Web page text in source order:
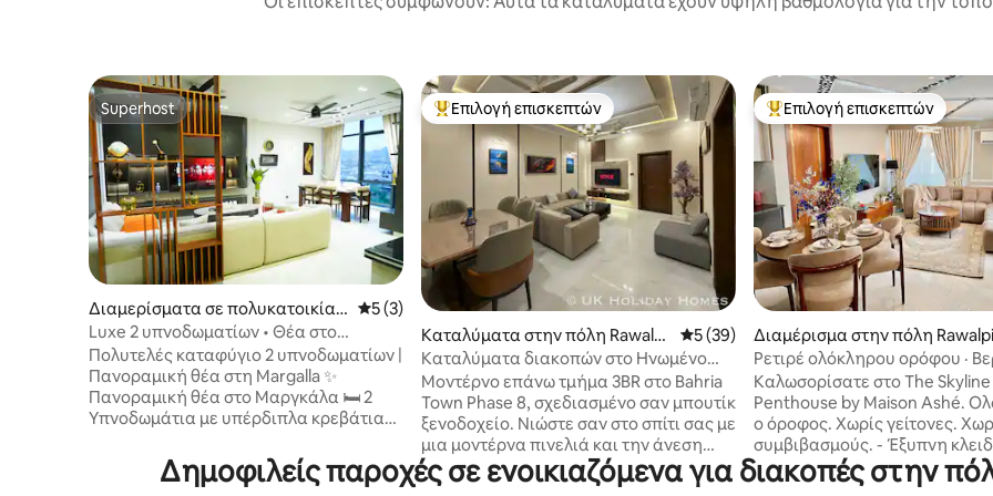
Superhost
Superhost
Διαμερίσματα σε πολυκατοικία σ
την πόλη Ισλαμαμπάντ
Μέση βαθμολογία: 5 στα 5, 3 κριτικές
5 (3)
Luxe 2 υπνοδωματίων • Θέα στο
Margalla • LED 65" • D-12
Πολυτελές καταφύγιο 2 υπνοδωματίων |
Πανοραμική θέα στη Margalla ✨
Πανοραμική θέα στο Μαργκάλα 🛏️ 2
Υπνοδωμάτια με υπέρδιπλα κρεβάτια
ποιότητας 🔑 Check-in χωρίς παρουσία
οικοδεσπότη μέσω Smart Lock 📺 Smart
Κορυφαία επιλογή επισκεπτών
Επιλογή επισκεπτών
Καταλύματα στην πόλη Rawalpi
ndi
Μέση βαθμολογία: 5 στα 5, 39 κριτικές
5 (39)
Καταλύματα διακοπών στο Ηνωμένο
Βασίλειο • Πολυτελές τμήμα 3
υπνοδωματίων στη Bahria
Μοντέρνο επάνω τμήμα 3BR στο Bahria
Town Phase 8, σχεδιασμένο σαν μπουτίκ
ξενοδοχείο. Νιώστε σαν στο σπίτι σας με
μια μοντέρνα πινελιά και την άνεση
ενός ξενοδοχείου 5 ⭐️. 🛌 Κάθε
υπνοδωμάτιο διαθέτει ένα υπέρδιπλο
Κορυφαία επιλογή επισκεπτών
Επιλογή επισκεπτών
Διαμέρισμα στην πόλη
di
Ρετιρέ ολόκληρου ορόφου ·
Άφιξη χωρίς παρουσία
Καλωσορίσατε στο The Skyline
Penthouse by Maison Ashé.
ο όροφος. Χωρίς γείτονες.
συμβιβασμούς. - Έξυπνη κλειδαριά -
άφιξη χωρίς παρουσία
Υπνοδωμάτια | Κύριο &
Δημοφιλείς παροχές σε ενοικιαζόμενα για διακοπές στην